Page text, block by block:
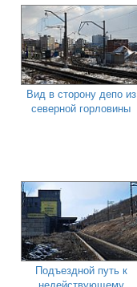
Вид в сторону депо из
северной горловины
Подъездной путь к